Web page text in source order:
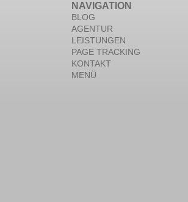
NAVIGATION
BLOG
AGENTUR
LEISTUNGEN
PAGE TRACKING
KONTAKT
MENÜ